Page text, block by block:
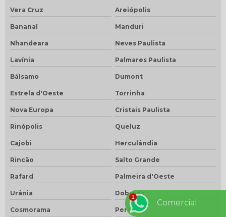
Vera Cruz Areiópolis
Bananal Manduri
Nhandeara Neves Paulista
Lavínia Palmares Paulista
Bálsamo Dumont
Estrela d'Oeste Torrinha
Nova Europa Cristais Paulista
Rinópolis Queluz
Cajobi Herculândia
Rincão Salto Grande
Rafard Palmeira d'Oeste
Urânia Dobrada
Cosmorama Pereiras
Comercial